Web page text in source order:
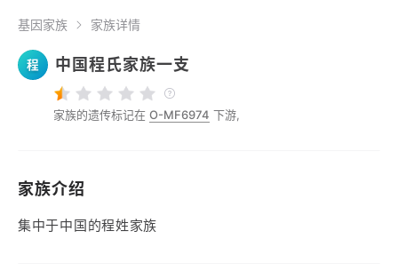
基因家族 家族详情
程 中国程氏家族一支
家族的遗传标记在 O-MF6974 下游,
家族介绍
集中于中国的程姓家族